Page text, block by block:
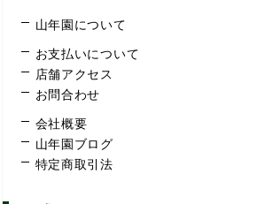
山年園について
お支払いについて
店舗アクセス
お問合わせ
会社概要
山年園ブログ
特定商取引法